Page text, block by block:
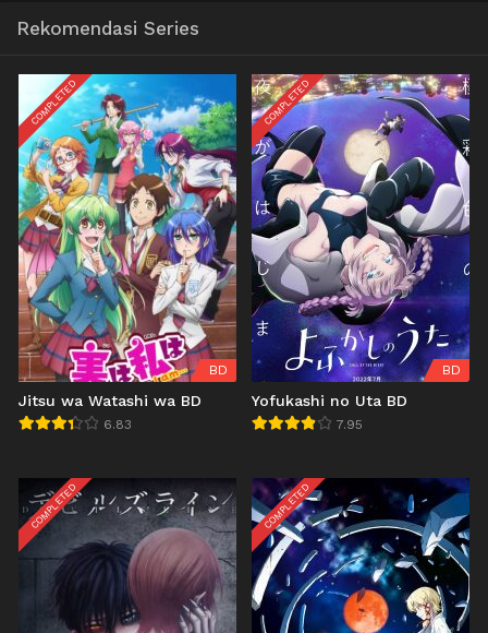
Rekomendasi Series
COMPLETED
BD
Jitsu wa Watashi wa BD
6.83
COMPLETED
BD
Yofukashi no Uta BD
7.95
COMPLETED COMPLETED